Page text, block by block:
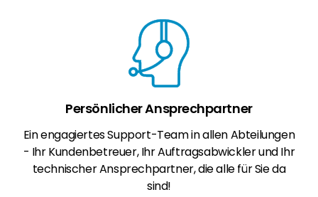
Persönlicher Ansprechpartner
Ein engagiertes Support-Team in allen Abteilungen
- Ihr Kundenbetreuer, Ihr Auftragsabwickler und Ihr
technischer Ansprechpartner, die alle für Sie da
sind!